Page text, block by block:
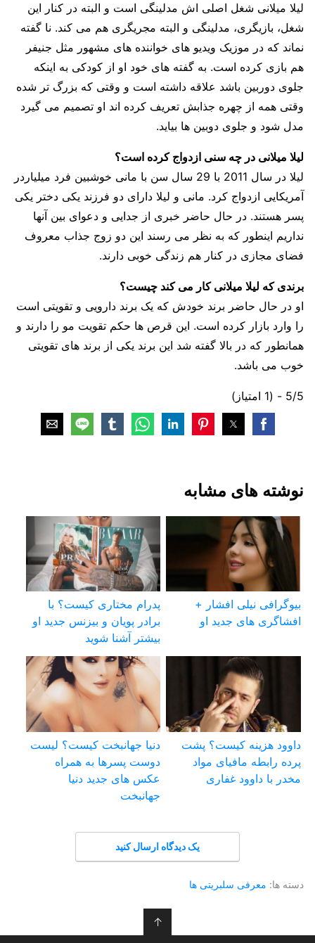
لیلا میلانی شغل اصلی اش مدلینگی است و البته در کنار این
شغل، بازیگری، مدلینگی و البته مجریگری هم می کند. نا گفته
نماند که در موزیک ویدیو های خواننده های مشهور مثل جنیفر
هم بازی کرده است. به گفته های خود او از کودکی به اینکه
جلوی دوربین باشد علاقه داشته است و وقتی که بزرگ تر شده
وقتی همه از چهره جذابش تعریف کرده اند او تصمیم می گیرد
مدل شود و جلوی دوبین ها بیاید.
لیلا میلانی در چه سنی ازدواج کرده است؟
لیلا در سال 2011 با 29 سال سن با مانی خوشبین فرد میلیاردر
آمریکایی ازدواج کرد. مانی و لیلا دارای دو فرزند یکی دختر یکی
پسر هستند. در حال حاضر خبری از جدایی و دعوای بین آنها
نداریم اینطور که به نظر می رسند این دو زوج جذاب معروف
فضای مجازی در کنار هم زندگی خوبی دارند.
برندی که لیلا میلانی کار می کند چیست؟
او در حال حاضر برند خودش که یک برند دارویی و تقویتی است
را وارد بازار کرده است. این قرص ها حکم تقویت مو را دارند و
همانطور که در بالا گفته شد این برند یکی از برند های تقویتی
خوب می باشد.
5/5 - (1 امتیاز)
نوشته های مشابه
بیوگرافی نیلی افشار +
افشاگری های جدید او
پدرام مختاری کیست؟ با
برادر پویان و بیزنس جدید او
بیشتر آشنا شوید
داوود هزینه کیست؟ پشت
پرده رابطه مافیای مواد
مخدر با داوود غفاری
دنیا جهانبخت کیست؟ لیست
دوست پسرها به همراه
عکس های جدید دنیا
جهانبخت
یک دیدگاه ارسال کنید
دسته ها: معرفی سلبریتی ها
↑